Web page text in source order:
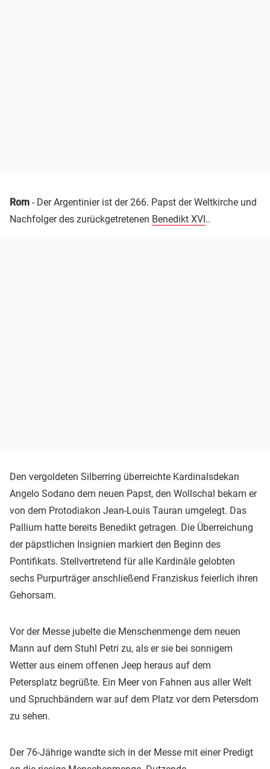
Rom - Der Argentinier ist der 266. Papst der Weltkirche und
Nachfolger des zurückgetretenen Benedikt XVI..
Den vergoldeten Silberring überreichte Kardinalsdekan
Angelo Sodano dem neuen Papst, den Wollschal bekam er
von dem Protodiakon Jean-Louis Tauran umgelegt. Das
Pallium hatte bereits Benedikt getragen. Die Überreichung
der päpstlichen Insignien markiert den Beginn des
Pontifikats. Stellvertretend für alle Kardinäle gelobten
sechs Purpurträger anschließend Franziskus feierlich ihren
Gehorsam.
Vor der Messe jubelte die Menschenmenge dem neuen
Mann auf dem Stuhl Petri zu, als er sie bei sonnigem
Wetter aus einem offenen Jeep heraus auf dem
Petersplatz begrüßte. Ein Meer von Fahnen aus aller Welt
und Spruchbändern war auf dem Platz vor dem Petersdom
zu sehen.
Der 76-Jährige wandte sich in der Messe mit einer Predigt